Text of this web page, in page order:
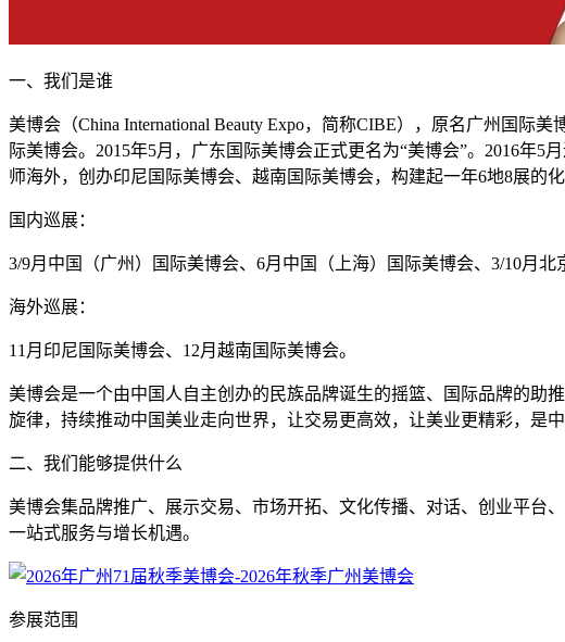
一、我们是谁
美博会（China International Beauty Expo，简称CIBE），原名广州国际
际美博会。2015年5月，广东国际美博会正式更名为“美博会”。2016年5
师海外，创办印尼国际美博会、越南国际美博会，构建起一年6地8展的化
国内巡展：
3/9月中国（广州）国际美博会、6月中国（上海）国际美博会、3/10月
海外巡展：
11月印尼国际美博会、12月越南国际美博会。
美博会是一个由中国人自主创办的民族品牌诞生的摇篮、国际品牌的助
旋律，持续推动中国美业走向世界，让交易更高效，让美业更精彩，是
二、我们能够提供什么
美博会集品牌推广、展示交易、市场开拓、文化传播、对话、创业平台
一站式服务与增长机遇。
参展范围